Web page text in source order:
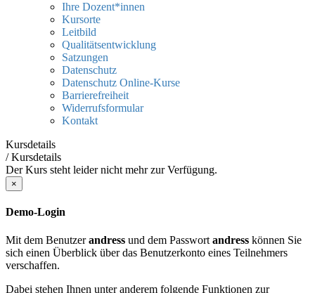
Ihre Dozent*innen
Kursorte
Leitbild
Qualitätsentwicklung
Satzungen
Datenschutz
Datenschutz Online-Kurse
Barrierefreiheit
Widerrufsformular
Kontakt
Kursdetails
/Kursdetails
Der Kurs steht leider nicht mehr zur Verfügung.
×
Demo-Login
Mit dem Benutzerandress und dem Passwort andress können Sie
sich einen Überblick über das Benutzerkonto eines Teilnehmers
verschaffen.
Dabei stehen Ihnen unter anderem folgende Funktionen zur